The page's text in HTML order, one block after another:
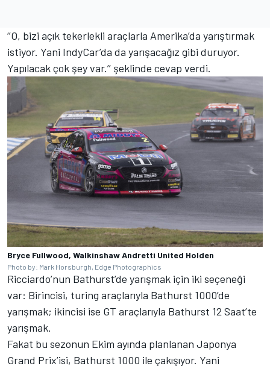
‘’O, bizi açık tekerlekli araçlarla Amerika’da yarıştırmak
istiyor. Yani IndyCar’da da yarışacağız gibi duruyor.
Yapılacak çok şey var.’’ şeklinde cevap verdi.
Bryce Fullwood, Walkinshaw Andretti United Holden
Photo by: Mark Horsburgh, Edge Photographics
Ricciardo’nun Bathurst’de yarışmak için iki seçeneği
var: Birincisi, turing araçlarıyla Bathurst 1000’de
yarışmak; ikincisi ise GT araçlarıyla Bathurst 12 Saat’te
yarışmak.
Fakat bu sezonun Ekim ayında planlanan Japonya
Grand Prix’isi, Bathurst 1000 ile çakışıyor. Yani